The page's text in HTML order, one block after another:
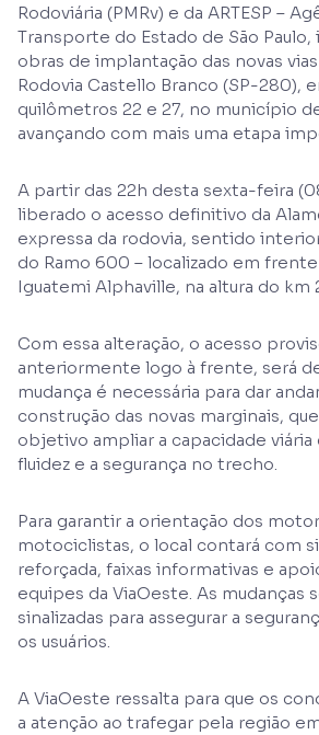
Rodoviária (PMRv) e da ARTESP –
Transporte do Estado de São Paulo,
obras de implantação das novas
Rodovia Castello Branco (SP-280),
quilômetros 22 e 27, no município
avançando com mais uma etapa
A partir das 22h desta sexta-feira
liberado o acesso definitivo da
expressa da rodovia, sentido
do Ramo 600 – localizado em
Iguatemi Alphaville, na altura do km
Com essa alteração, o acesso
anteriormente logo à frente, será
mudança é necessária para dar
construção das novas marginais,
objetivo ampliar a capacidade viária
fluidez e a segurança no trecho.
Para garantir a orientação dos
motociclistas, o local contará com
reforçada, faixas informativas e
equipes da ViaOeste. As mudanças
sinalizadas para assegurar a
os usuários.
A ViaOeste ressalta para que os
a atenção ao trafegar pela região